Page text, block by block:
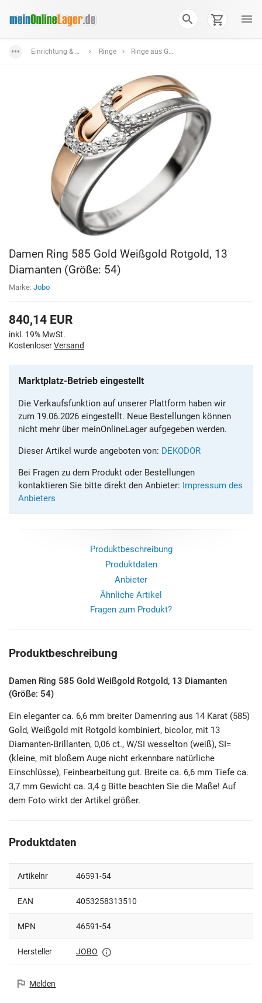
Einrichtung & Wohnaccessoires Ringe Ringe aus Gold
Damen Ring 585 Gold Weißgold Rotgold, 13
Diamanten (Größe: 54)
Marke: Jobo
840,14 EUR
inkl. 19% MwSt.
KostenloserVersand
Marktplatz-Betrieb eingestellt
Die Verkaufsfunktion auf unserer Plattform haben wir
zum 19.06.2026 eingestellt. Neue Bestellungen können
nicht mehr über meinOnlineLager aufgegeben werden.
Dieser Artikel wurde angeboten von: DEKODOR
Bei Fragen zu dem Produkt oder Bestellungen
kontaktieren Sie bitte direkt den Anbieter: Impressum des
Anbieters
Produktbeschreibung
Produktdaten
Anbieter
Ähnliche Artikel
Fragen zum Produkt?
Produktbeschreibung
Damen Ring 585 Gold Weißgold Rotgold, 13 Diamanten
(Größe: 54)
Ein eleganter ca. 6,6 mm breiter Damenring aus 14 Karat (585)
Gold, Weißgold mit Rotgold kombiniert, bicolor, mit 13
Diamanten-Brillanten, 0,06 ct., W/SI wesselton (weiß), SI=
(kleine, mit bloßem Auge nicht erkennbare natürliche
Einschlüsse), Feinbearbeitung gut. Breite ca. 6,6 mm Tiefe ca.
3,7 mm Gewicht ca. 3,4 g Bitte beachten Sie die Maße! Auf
dem Foto wirkt der Artikel größer.
Produktdaten
Artikelnr 46591-54
EAN 4053258313510
MPN 46591-54
Hersteller JOBO
Melden